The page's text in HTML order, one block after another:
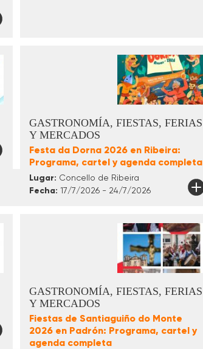
GASTRONOMÍA, FIESTAS, FERIAS
Y MERCADOS
Festa da Dorna 2026 en Ribeira:
Programa, cartel y agenda completa
Lugar: Concello de Ribeira
Fecha: 17/7/2026 - 24/7/2026
GASTRONOMÍA, FIESTAS, FERIAS
Y MERCADOS
Fiestas de Santiaguiño do Monte
2026 en Padrón: Programa, cartel y
agenda completa